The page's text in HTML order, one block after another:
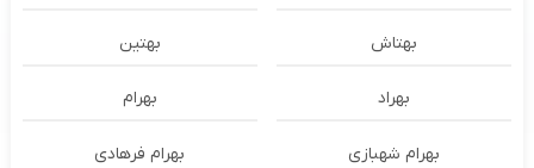
بهتاش بهتین
بهراد بهرام
بهرام شهبازی بهرام فرهادی